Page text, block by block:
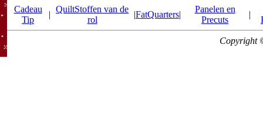
Cadeau
Tip
|
QuiltStoffen van de
rol
|FatQuarters|
Panelen en
Precuts
|
Copyright